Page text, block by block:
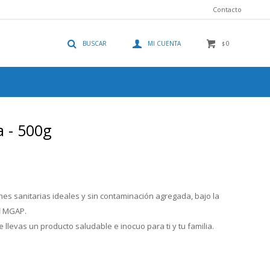
$0
Contacto
- 500g
sanitarias ideales y sin contaminación agregada, bajo la
llevas un producto saludable e inocuo para ti y tu familia.